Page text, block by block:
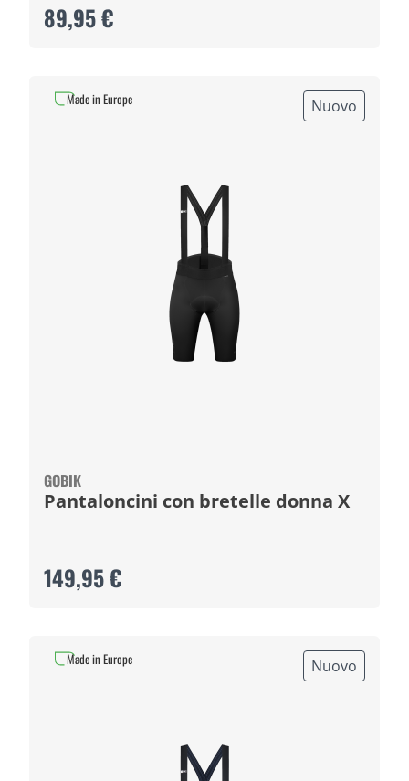
89,95 €
Nuovo
GOBIK
Pantaloncini con bretelle donna X
149,95 €
Made in Europe
Nuovo
Made in Europe